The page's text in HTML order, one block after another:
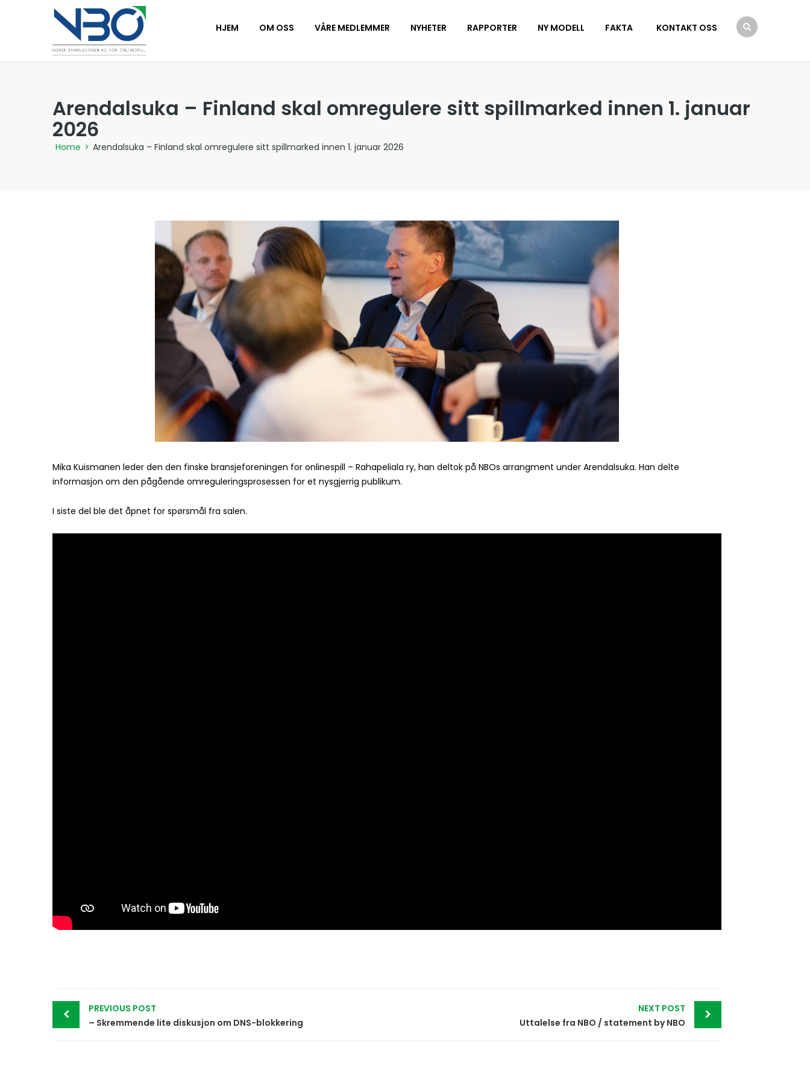
HJEM OM OSS VÅRE MEDLEMMER NYHETER RAPPORTER NY MODELL FAKTA KONTAKT OSS
Arendalsuka – Finland skal omregulere sitt spillmarked innen 1. januar
2026
Home > Arendalsuka – Finland skal omregulere sitt spillmarked innen 1. januar 2026
Mika Kuismanen leder den den finske bransjeforeningen for onlinespill – Rahapeliala ry, han deltok på NBOs arrangment under Arendalsuka. Han delte
informasjon om den pågående omreguleringsprosessen for et nysgjerrig publikum.
I siste del ble det åpnet for spørsmål fra salen.
Post
navigation
PREVIOUS POST
– Skremmende lite diskusjon om DNS-blokkering
NEXT POST
Uttalelse fra NBO / statement by NBO